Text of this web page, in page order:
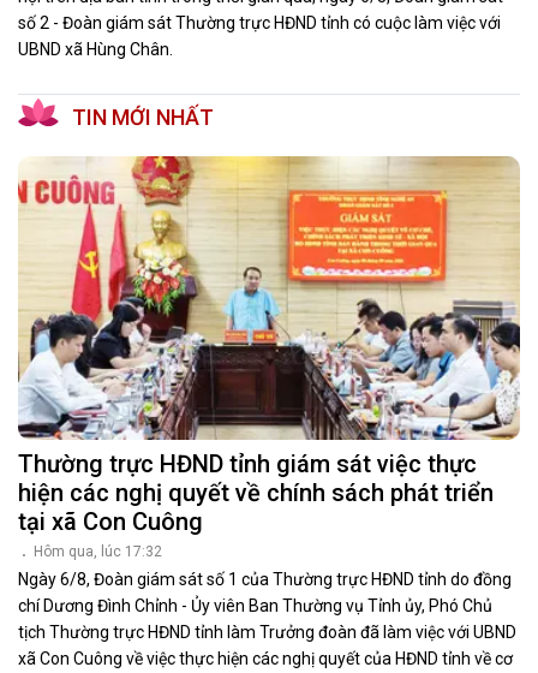
số 2 - Đoàn giám sát Thường trực HĐND tỉnh có cuộc làm việc với
UBND xã Hùng Chân.
TIN MỚI NHẤT
Thường trực HĐND tỉnh giám sát việc thực
hiện các nghị quyết về chính sách phát triển
tại xã Con Cuông
Hôm qua, lúc 17:32
Ngày 6/8, Đoàn giám sát số 1 của Thường trực HĐND tỉnh do đồng
chí Dương Đình Chỉnh - Ủy viên Ban Thường vụ Tỉnh ủy, Phó Chủ
tịch Thường trực HĐND tỉnh làm Trưởng đoàn đã làm việc với UBND
xã Con Cuông về việc thực hiện các nghị quyết của HĐND tỉnh về cơ